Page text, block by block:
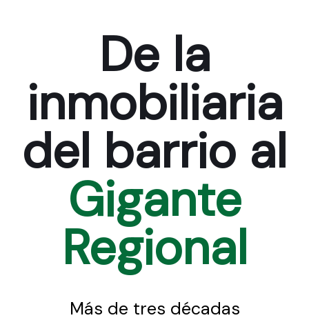
De la
inmobiliaria
del barrio al
Gigante
Regional
Más de tres décadas